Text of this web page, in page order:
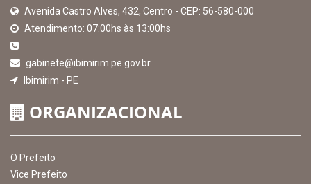
Avenida Castro Alves, 432, Centro - CEP: 56-580-000
Atendimento: 07:00hs às 13:00hs
gabinete@ibimirim.pe.gov.br
Ibimirim - PE
ORGANIZACIONAL
O Prefeito
Vice Prefeito